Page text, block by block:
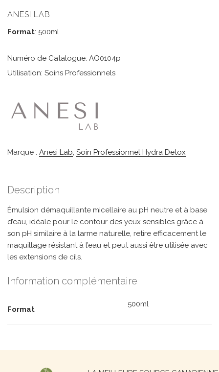
ANESI LAB
Format: 500ml
Numéro de Catalogue: AO0104p
Utilisation: Soins Professionnels
Marque : Anesi Lab, Soin Professionnel Hydra Detox
Description
Émulsion démaquillante micellaire au pH neutre et à base
d’eau, idéale pour le contour des yeux sensibles grâce à
son pH similaire à la larme naturelle, retire efficacement le
maquillage résistant à l’eau et peut aussi être utilisée avec
les extensions de cils.
Information complémentaire
Format
500ml
Recherche